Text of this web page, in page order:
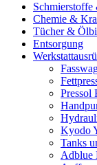
Schmierstoffe
Chemie &
Tücher &
Entsorgung
Pressol
Kyodo
Tanks
Adblue